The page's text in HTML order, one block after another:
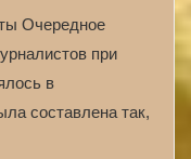
Очередное
при
в
составлена так,